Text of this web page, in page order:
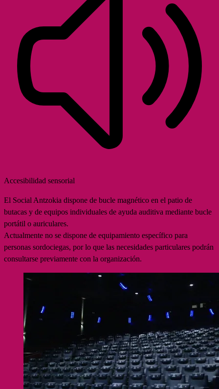
Accesibilidad sensorial
El Social Antzokia dispone de bucle magnético en el patio de
butacas y de equipos individuales de ayuda auditiva mediante bucle
portátil o auriculares.
Actualmente no se dispone de equipamiento específico para
personas sordociegas, por lo que las necesidades particulares podrán
consultarse previamente con la organización.